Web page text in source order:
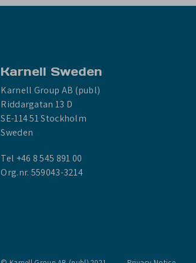
Karnell Sweden
Karnell Group AB (publ)
Riddargatan 13 D
SE-114 51 Stockholm
Sweden
Tel +46 8 545 891 00
Org.nr. 559043-3214